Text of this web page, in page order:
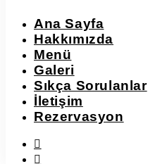
Ana Sayfa
Hakkımızda
Menü
Galeri
Sıkça Sorulanlar
İletişim
Rezervasyon